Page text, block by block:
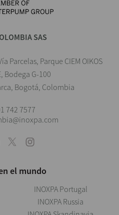
SAS
Parcelas, Parque CIEM OIKOS
Bodega G-100
Bogotá, Colombia
742 7577
el mundo
INOXPA Portugal
INOXPA Russia